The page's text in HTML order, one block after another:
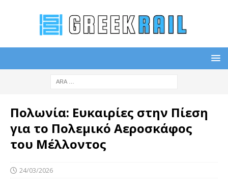
Πολωνία: Ευκαιρίες στην Πίεση
για το Πολεμικό Αεροσκάφος
του Μέλλοντος
24/03/2026